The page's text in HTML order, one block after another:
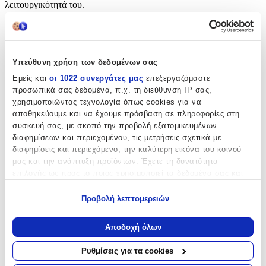
Υπεύθυνη χρήση των δεδομένων σας
Εμείς και οι 1022 συνεργάτες μας επεξεργαζόμαστε
προσωπικά σας δεδομένα, π.χ. τη διεύθυνση IP σας,
χρησιμοποιώντας τεχνολογία όπως cookies για να
αποθηκεύουμε και να έχουμε πρόσβαση σε πληροφορίες στη
συσκευή σας, με σκοπό την προβολή εξατομικευμένων
διαφημίσεων και περιεχομένου, τις μετρήσεις σχετικά με
διαφημίσεις και περιεχόμενο, την καλύτερη εικόνα του κοινού
μας και την ανάπτυξη προϊόντων. Έχετε τη δυνατότητα
Να συλλέξουμε πληροφορίες σχετικά με τη γεωγραφική
σας τοποθεσία, οι οποίες μπορεί να είναι ακριβείς σε
απόσταση μερικών μέτρων
Να αναγνωρίσουμε τη συσκευή σας σαρώνοντας ενεργά
Προβολή λεπτομερειών
Αποδοχή όλων
Ρυθμίσεις για τα cookies
λειτουργικότητά του.
Χαρακτηριστικά
Μπρελόκ
με Led:
Όχι
Χειροποίητο:
Όχι
Χρώμα:
Κίτρινο